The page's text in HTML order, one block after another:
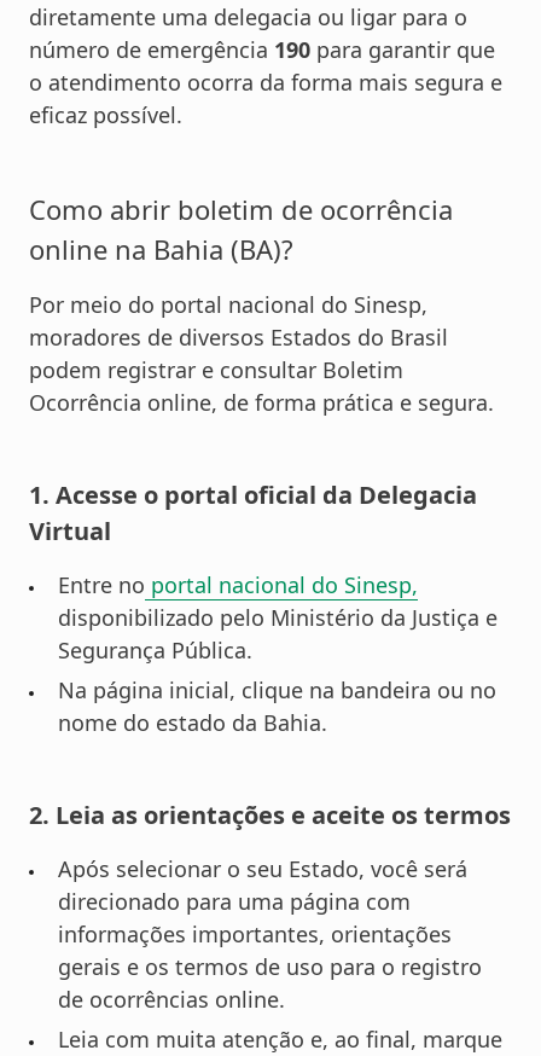
diretamente uma delegacia ou ligar para o
número de emergência 190 para garantir que
o atendimento ocorra da forma mais segura e
eficaz possível.
Como abrir boletim de ocorrência
online na Bahia (BA)?
Por meio do portal nacional do Sinesp,
moradores de diversos Estados do Brasil
podem registrar e consultar Boletim
Ocorrência online, de forma prática e segura.
1. Acesse o portal oficial da Delegacia
Virtual
Entre no portal nacional do Sinesp,
disponibilizado pelo Ministério da Justiça e
Segurança Pública.
Na página inicial, clique na bandeira ou no
nome do estado da Bahia.
2. Leia as orientações e aceite os termos
Após selecionar o seu Estado, você será
direcionado para uma página com
informações importantes, orientações
gerais e os termos de uso para o registro
de ocorrências online.
Leia com muita atenção e, ao final, marque